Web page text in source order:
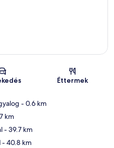
Térkép
Éttermek
- 0.6 km
km
- 39.7 km
- 40.8 km